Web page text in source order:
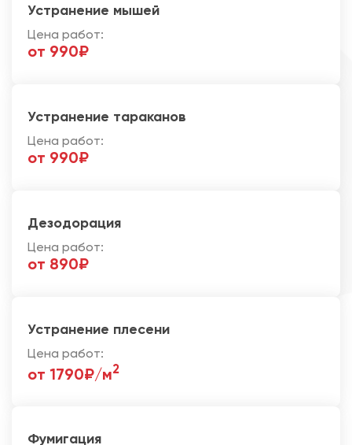
Устранение мышей
Цена работ:
от 990₽
Устранение тараканов
Цена работ:
от 990₽
Дезодорация
Цена работ:
от 890₽
Устранение плесени
Цена работ:
от 1790₽/м2
Фумигация